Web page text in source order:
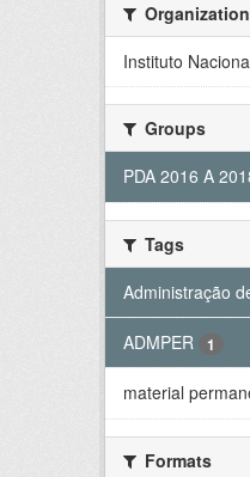
Instituto
Groups
PDA 2016 A
Tags
Administração
ADMPER 1
material
Formats